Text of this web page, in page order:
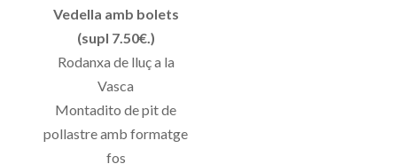
Vedella amb bolets
(supl 7.50€.)
Rodanxa de lluç a la
Vasca
Montadito de pit de
pollastre amb formatge
fos